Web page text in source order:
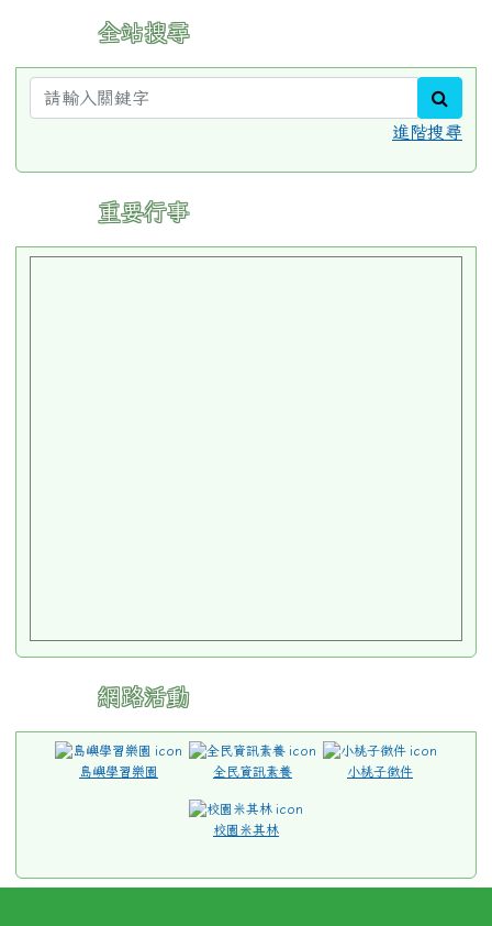
全站搜尋
進階搜尋
重要行事
網路活動
島嶼學習樂園 全民資訊素養 小桃子徵件
校園米其林